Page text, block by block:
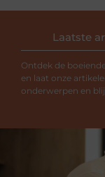
Laatste
Ontdek de
en laat onze
onderwerpen en